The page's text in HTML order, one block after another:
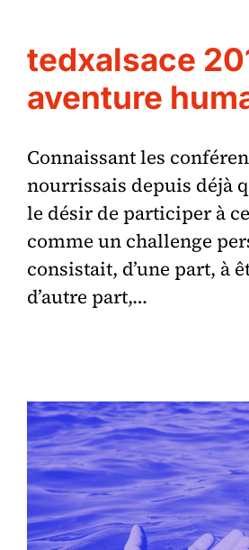
tedxalsace
aventure
Connaissant les
nourrissais depuis déjà
le désir de participer à
comme un challenge
consistait, d’une part, à
d’autre part,…